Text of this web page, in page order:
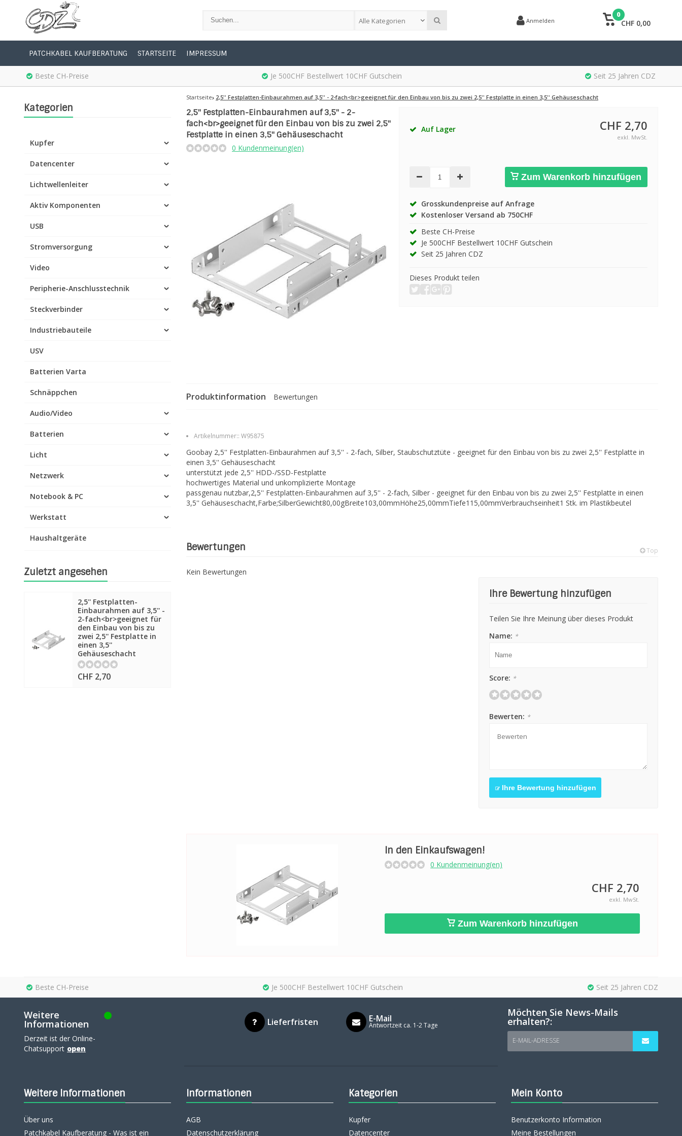
Alle Kategorien Anmelden
0
CHF 0,00
PATCHKABEL KAUFBERATUNG STARTSEITE IMPRESSUM
Beste CH-Preise Je 500CHF Bestellwert 10CHF Gutschein Seit 25 Jahren CDZ
Kategorien
Kupfer
Datencenter
Lichtwellenleiter
Aktiv Komponenten
USB
Stromversorgung
Video
Peripherie-Anschlusstechnik
Steckverbinder
Industriebauteile
USV
Batterien Varta
Schnäppchen
Audio/Video
Batterien
Licht
Netzwerk
Notebook & PC
Werkstatt
Haushaltgeräte
Zuletzt angesehen
2,5'' Festplatten-
Einbaurahmen auf 3,5'' -
2-fach<br>geeignet für
den Einbau von bis zu
zwei 2,5'' Festplatte in
einen 3,5''
Gehäuseschacht
CHF 2,70
Startseite 2,5'' Festplatten-Einbaurahmen auf 3,5'' - 2-fach<br>geeignet für den Einbau von bis zu zwei 2,5'' Festplatte in einen 3,5'' Gehäuseschacht
2,5'' Festplatten-Einbaurahmen auf 3,5'' - 2-
fach<br>geeignet für den Einbau von bis zu zwei 2,5''
Festplatte in einen 3,5'' Gehäuseschacht
0 Kundenmeinung(en)
Auf Lager CHF 2,70
exkl. MwSt.
Zum Warenkorb hinzufügen
Grosskundenpreise auf Anfrage
Kostenloser Versand ab 750CHF
Beste CH-Preise
Je 500CHF Bestellwert 10CHF Gutschein
Seit 25 Jahren CDZ
Dieses Produkt teilen
Produktinformation Bewertungen
Artikelnummer:: W95875
Goobay 2,5'' Festplatten-Einbaurahmen auf 3,5'' - 2-fach, Silber, Staubschutztüte - geeignet für den Einbau von bis zu zwei 2,5'' Festplatte in
einen 3,5'' Gehäuseschacht
unterstützt jede 2,5'' HDD-/SSD-Festplatte
hochwertiges Material und unkomplizierte Montage
passgenau nutzbar,2,5'' Festplatten-Einbaurahmen auf 3,5'' - 2-fach, Silber - geeignet für den Einbau von bis zu zwei 2,5'' Festplatte in einen
3,5'' Gehäuseschacht,Farbe;SilberGewicht80,00gBreite103,00mmHöhe25,00mmTiefe115,00mmVerbrauchseinheit1 Stk. im Plastikbeutel
Bewertungen Top
Kein Bewertungen
Ihre Bewertung hinzufügen
Teilen Sie Ihre Meinung über dieses Produkt
Name: *
Score: *
Bewerten: *
Ihre Bewertung hinzufügen
In den Einkaufswagen!
0 Kundenmeinung(en)
CHF 2,70
exkl. MwSt.
Zum Warenkorb hinzufügen
Beste CH-Preise Je 500CHF Bestellwert 10CHF Gutschein Seit 25 Jahren CDZ
Weitere
Informationen
Derzeit ist der Online-
Chatsupport open
Lieferfristen E-Mail
Antwortzeit ca. 1-2 Tage
Möchten Sie News-Mails
erhalten?:
E-MAIL-ADRESSE
Weitere Informationen
Über uns
Patchkabel Kaufberatung - Was ist ein
Informationen
AGB
Datenschutzerklärung
Kategorien
Kupfer
Datencenter
Mein Konto
Benutzerkonto Information
Meine Bestellungen